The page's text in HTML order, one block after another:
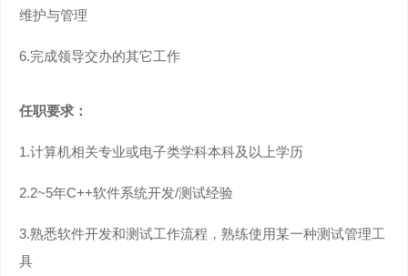
维护与管理
6.完成领导交办的其它工作
任职要求：
1.计算机相关专业或电子类学科本科及以上学历
2.2~5年C++软件系统开发/测试经验
3.熟悉软件开发和测试工作流程，熟练使用某一种测试管理工
具